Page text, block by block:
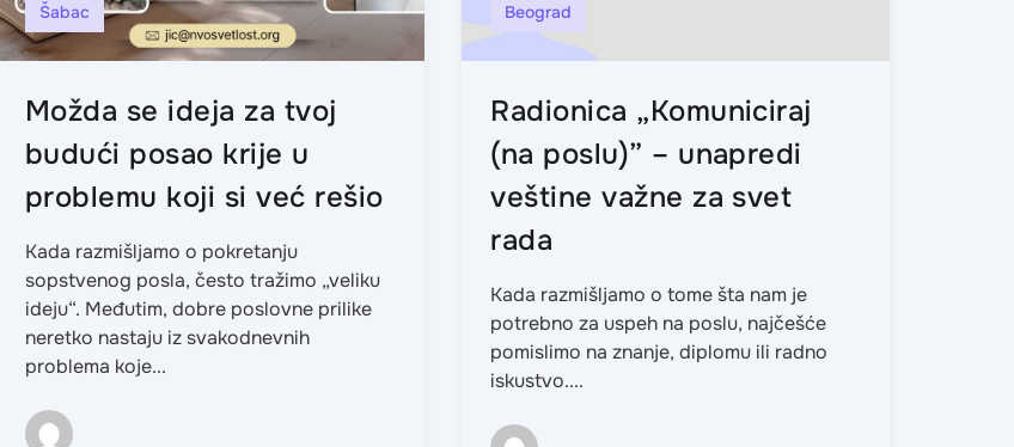
Šabac
Možda se ideja za tvoj
budući posao krije u
problemu koji si već rešio
Kada razmišljamo o pokretanju
sopstvenog posla, često tražimo „veliku
ideju“. Međutim, dobre poslovne prilike
neretko nastaju iz svakodnevnih
problema koje...
Beograd
Radionica „Komuniciraj
(na poslu)” – unapredi
veštine važne za svet
rada
Kada razmišljamo o tome šta nam je
potrebno za uspeh na poslu, najčešće
pomislimo na znanje, diplomu ili radno
iskustvo....